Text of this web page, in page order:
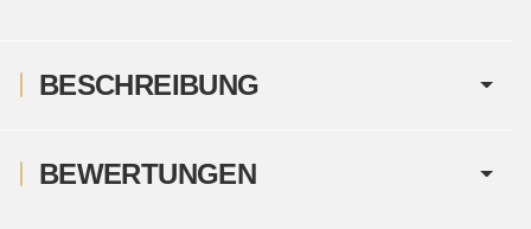
BESCHREIBUNG
BEWERTUNGEN